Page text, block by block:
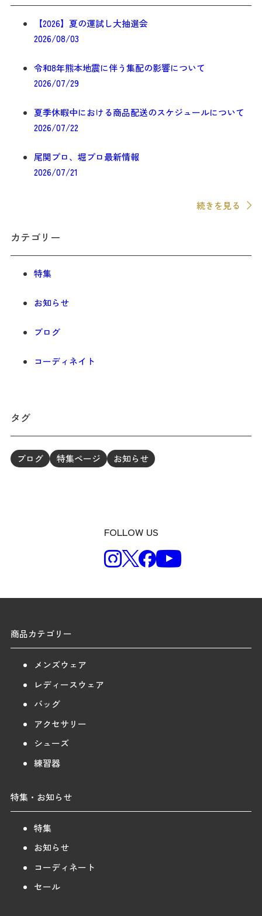
【2026】夏の運試し大抽選会
2026/08/03
令和8年熊本地震に伴う集配の影響について
2026/07/29
夏季休暇中における商品配送のスケジュールについて
2026/07/22
尾関プロ、堀プロ最新情報
2026/07/21
続きを見る
カテゴリー
特集
お知らせ
ブログ
コーディネイト
タグ
ブログ 特集ページ お知らせ
FOLLOW US
商品カテゴリー
メンズウェア
レディースウェア
バッグ
アクセサリー
シューズ
練習器
特集・お知らせ
特集
お知らせ
コーディネート
セール